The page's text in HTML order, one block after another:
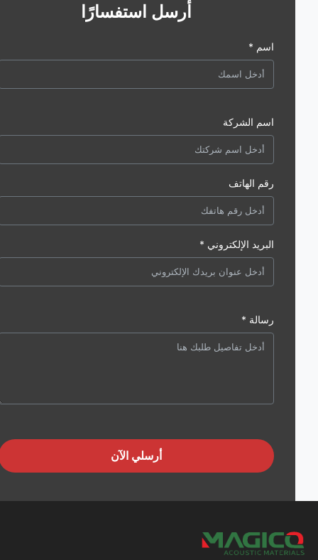
أرسل استفسارًا
اسم *
اسم الشركة
رقم الهاتف
البريد الإلكتروني *
رسالة *
أرسلي الآن